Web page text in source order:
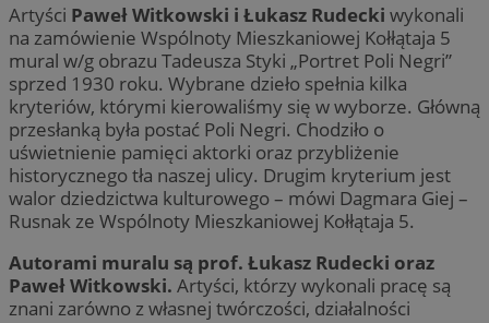
Artyści Paweł Witkowski i Łukasz Rudecki wykonali
na zamówienie Wspólnoty Mieszkaniowej Kołłątaja 5
mural w/g obrazu Tadeusza Styki „Portret Poli Negri”
sprzed 1930 roku. Wybrane dzieło spełnia kilka
kryteriów, którymi kierowaliśmy się w wyborze. Główną
przesłanką była postać Poli Negri. Chodziło o
uświetnienie pamięci aktorki oraz przybliżenie
historycznego tła naszej ulicy. Drugim kryterium jest
walor dziedzictwa kulturowego – mówi Dagmara Giej –
Rusnak ze Wspólnoty Mieszkaniowej Kołłątaja 5.
Autorami muralu są prof. Łukasz Rudecki oraz
Paweł Witkowski. Artyści, którzy wykonali pracę są
znani zarówno z własnej twórczości, działalności